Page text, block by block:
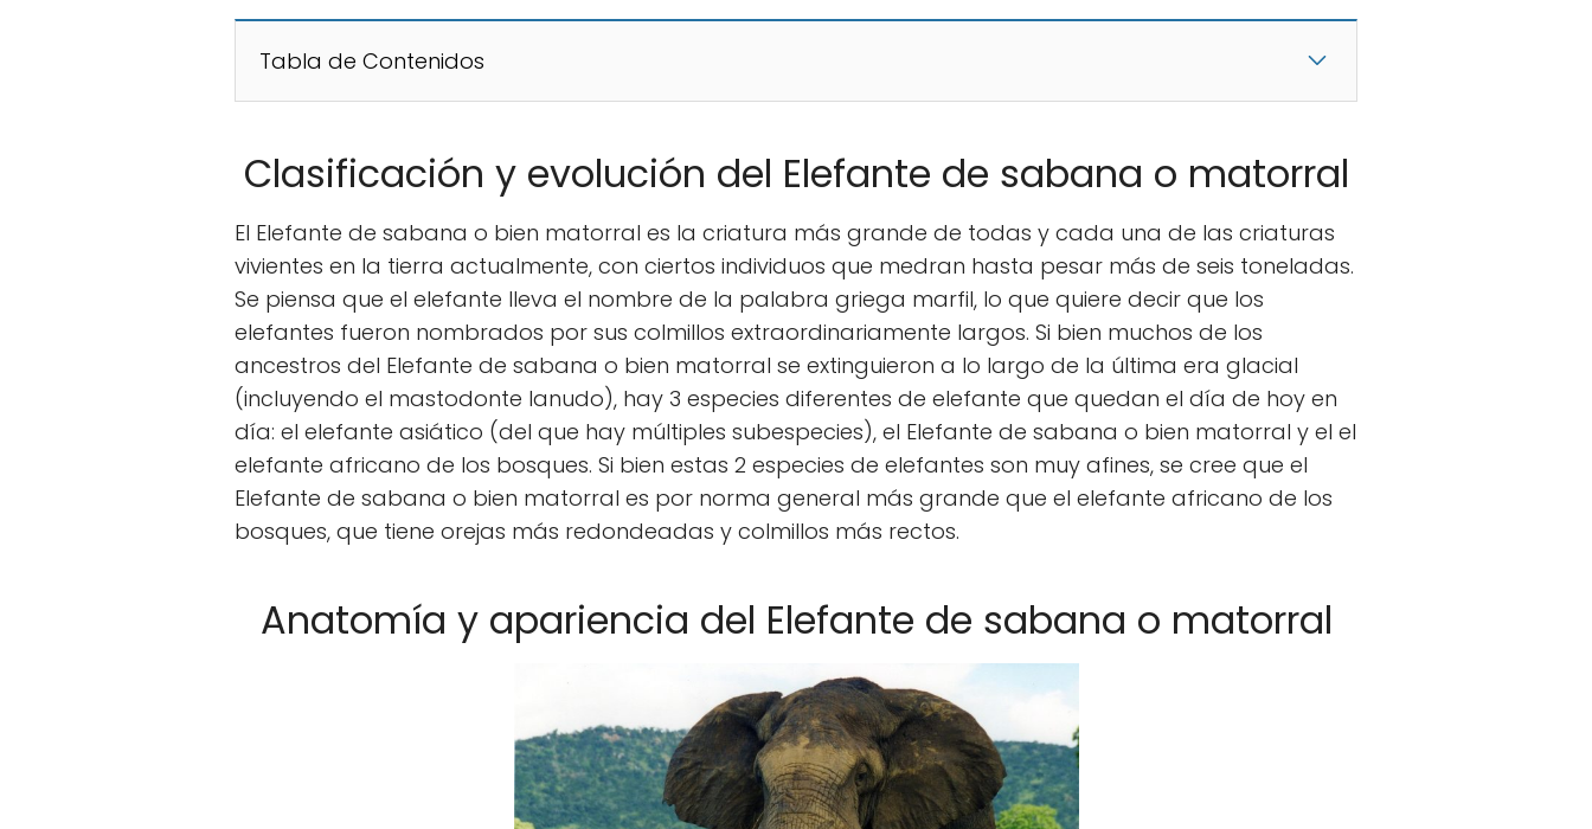
Tabla de Contenidos
Clasificación y evolución del Elefante de sabana o matorral
El Elefante de sabana o bien matorral es la criatura más grande de todas y cada una de las criaturas
vivientes en la tierra actualmente, con ciertos individuos que medran hasta pesar más de seis toneladas.
Se piensa que el elefante lleva el nombre de la palabra griega marfil, lo que quiere decir que los
elefantes fueron nombrados por sus colmillos extraordinariamente largos. Si bien muchos de los
ancestros del Elefante de sabana o bien matorral se extinguieron a lo largo de la última era glacial
(incluyendo el mastodonte lanudo), hay 3 especies diferentes de elefante que quedan el día de hoy en
día: el elefante asiático (del que hay múltiples subespecies), el Elefante de sabana o bien matorral y el el
elefante africano de los bosques. Si bien estas 2 especies de elefantes son muy afines, se cree que el
Elefante de sabana o bien matorral es por norma general más grande que el elefante africano de los
bosques, que tiene orejas más redondeadas y colmillos más rectos.
Anatomía y apariencia del Elefante de sabana o matorral